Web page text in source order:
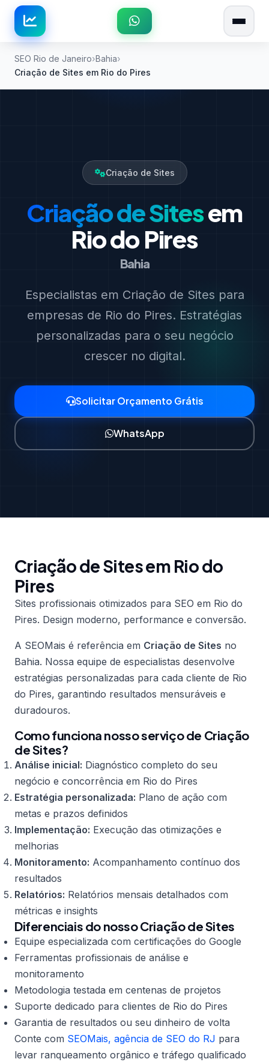
SEO Rio de Janeiro Bahia
Criação de Sites em Rio do Pires
Criação de Sites
Criação de Sitesem
Rio do Pires
Bahia
Especialistas em Criação de Sites para
empresas de Rio do Pires. Estratégias
personalizadas para o seu negócio
crescer no digital.
Solicitar Orçamento Grátis
WhatsApp
Criação de Sites em Rio do
Pires
Sites profissionais otimizados para SEO em Rio do
Pires. Design moderno, performance e conversão.
A SEOMais é referência em Criação de Sites no
Bahia. Nossa equipe de especialistas desenvolve
estratégias personalizadas para cada cliente de Rio
do Pires, garantindo resultados mensuráveis e
duradouros.
Como funciona nosso serviço de Criação
de Sites?
Análise inicial: Diagnóstico completo do seu
negócio e concorrência em Rio do Pires
Estratégia personalizada: Plano de ação com
metas e prazos definidos
Implementação: Execução das otimizações e
melhorias
Monitoramento: Acompanhamento contínuo dos
resultados
Relatórios: Relatórios mensais detalhados com
métricas e insights
Diferenciais do nosso Criação de Sites
Equipe especializada com certificações do Google
Ferramentas profissionais de análise e
monitoramento
Metodologia testada em centenas de projetos
Suporte dedicado para clientes de Rio do Pires
Garantia de resultados ou seu dinheiro de volta
Conte com SEOMais, agência de SEO do RJ para
levar ranqueamento orgânico e tráfego qualificado